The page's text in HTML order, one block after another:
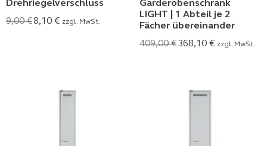
Drehriegelverschluss
9,00€8,10 € zzgl. MwSt.
Garderobenschrank
LIGHT | 1 Abteil je 2
Fächer übereinander
409,00€368,10 € zzgl. MwSt.